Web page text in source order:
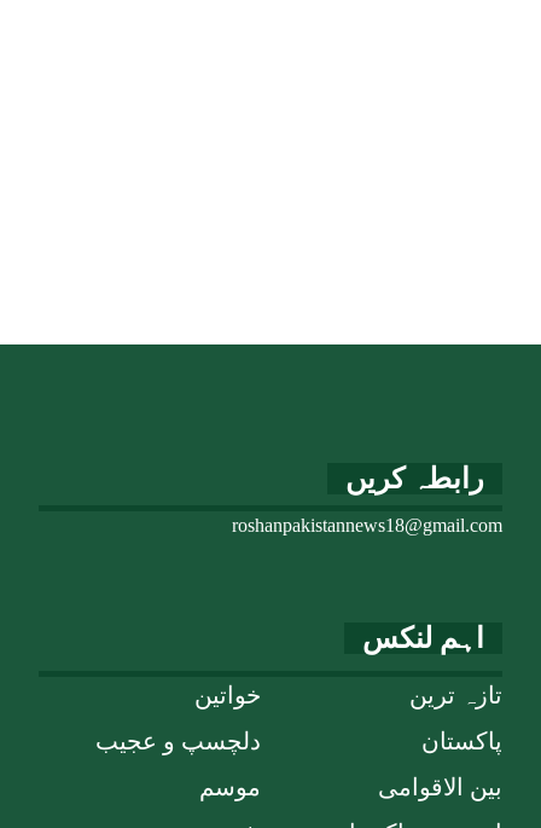
اہم لنکس
خواتین
دلچسپ و عجیب
موسم
تازہ ترین
پاکستان
بین الاقوامی
رابطہ کریں
roshanpakistannews18@gmail.com